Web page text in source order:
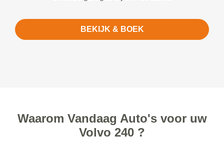
BEKIJK & BOEK
Waarom Vandaag Auto's voor uw
Volvo 240 ?